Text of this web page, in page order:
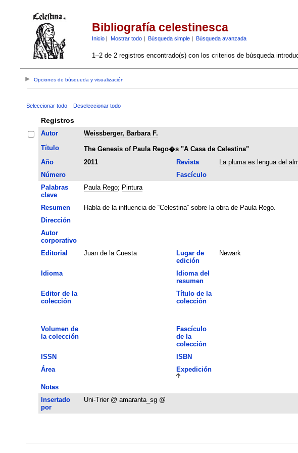
Bibliografía celestinesca
Inicio| Mostrar todo| Búsqueda simple| Búsqueda avanzada
1–2 de 2 registros encontrado(s) con los criterios de búsqueda
Opciones de búsqueda y visualización
Seleccionar todo Deseleccionar todo
Registros
Autor
Weissberger, Barbara F.
Título
The Genesis of Paula Rego�s "A Casa de Celestina"
Año
2011 Revista La pluma es lengua del
Número
Fascículo
Palabras
clave
Paula Rego; Pintura
Resumen
Habla de la influencia de “Celestina” sobre la obra de Paula Rego.
Dirección
Autor
corporativo
Editorial Juan de la Cuesta
Lugar de
edición
Newark
Idioma
Idioma del
resumen
Editor de la
colección
Título de la
colección
Volumen de
la colección
Fascículo
de la
colección
ISSN ISBN
Área
Expedición
Notas
Insertado
por
Uni-Trier @ amaranta_sg @